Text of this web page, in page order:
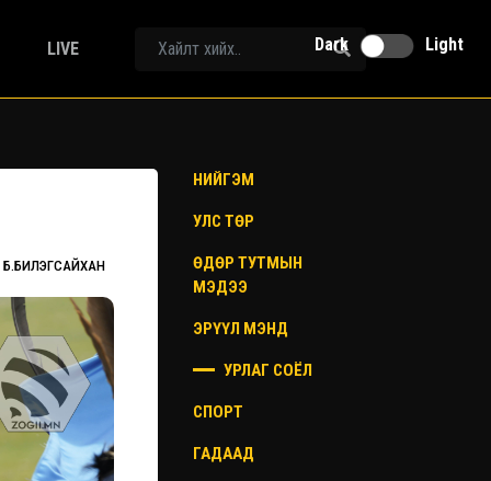
LIVE Dark Light
Б.БИЛЭГСАЙХАН
НИЙГЭМ
УЛС ТӨР
ӨДӨР ТУТМЫН
МЭДЭЭ
ЭРҮҮЛ МЭНД
УРЛАГ СОЁЛ
СПОРТ
ГАДААД